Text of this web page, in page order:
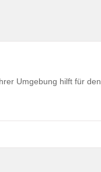
Umgebung hilft für den